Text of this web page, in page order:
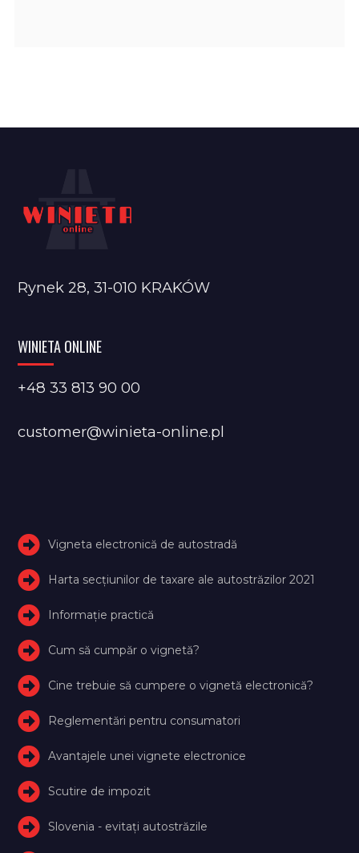
Rynek 28, 31-010 KRAKÓW
WINIETA ONLINE
+48 33 813 90 00
customer@winieta-online.pl
Vigneta electronică de autostradă
Harta secțiunilor de taxare ale autostrăzilor 2021
Informație practică
Cum să cumpăr o vignetă?
Cine trebuie să cumpere o vignetă electronică?
Reglementări pentru consumatori
Avantajele unei vignete electronice
Scutire de impozit
Slovenia - evitați autostrăzile